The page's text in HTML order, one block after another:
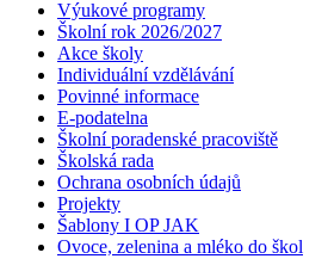
Výukové programy
Školní rok 2026/2027
Akce školy
Individuální vzdělávání
Povinné informace
E-podatelna
Školní poradenské pracoviště
Školská rada
Ochrana osobních údajů
Projekty
Šablony I OP JAK
Ovoce, zelenina a mléko do škol